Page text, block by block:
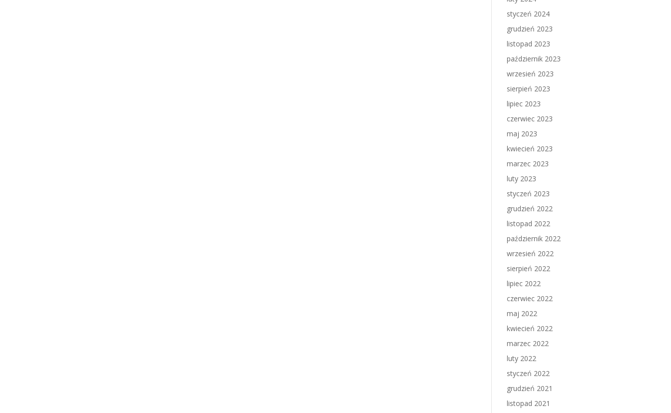
styczeń 2024
grudzień 2023
listopad 2023
październik 2023
wrzesień 2023
sierpień 2023
lipiec 2023
czerwiec 2023
maj 2023
kwiecień 2023
marzec 2023
luty 2023
styczeń 2023
grudzień 2022
listopad 2022
październik 2022
wrzesień 2022
sierpień 2022
lipiec 2022
czerwiec 2022
maj 2022
kwiecień 2022
marzec 2022
luty 2022
styczeń 2022
grudzień 2021
listopad 2021